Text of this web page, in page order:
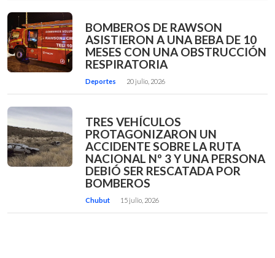
BOMBEROS DE RAWSON
ASISTIERON A UNA BEBA DE 10
MESES CON UNA OBSTRUCCIÓN
RESPIRATORIA
Deportes 20 julio, 2026
TRES VEHÍCULOS
PROTAGONIZARON UN
ACCIDENTE SOBRE LA RUTA
NACIONAL Nº 3 Y UNA PERSONA
DEBIÓ SER RESCATADA POR
BOMBEROS
Chubut 15 julio, 2026